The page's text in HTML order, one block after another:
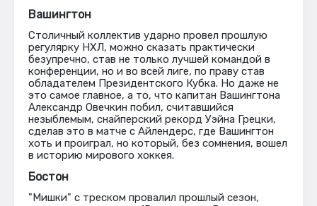
Вашингтон
Столичный коллектив ударно провел прошлую
регулярку НХЛ, можно сказать практически
безупречно, став не только лучшей командой в
конференции, но и во всей лиге, по праву став
обладателем Президентского Кубка. Но даже не
это самое главное, а то, что капитан Вашингтона
Александр Овечкин побил, считавшийся
незыблемым, снайперский рекорд Уэйна Грецки,
сделав это в матче с Айлендерс, где Вашингтон
хоть и проиграл, но который, без сомнения, вошел
в историю мирового хоккея.
Бостон
"Мишки" с треском провалил прошлый сезон,